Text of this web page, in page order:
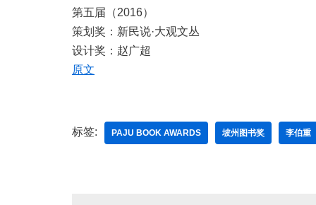
第五届（2016）
策划奖：新民说·大观文丛
设计奖：赵广超
原文
标签: PAJU BOOK AWARDS 坡州图书奖 李伯重